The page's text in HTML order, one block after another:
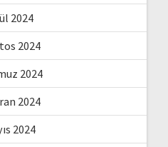
2024
2024
2024
2024
2024